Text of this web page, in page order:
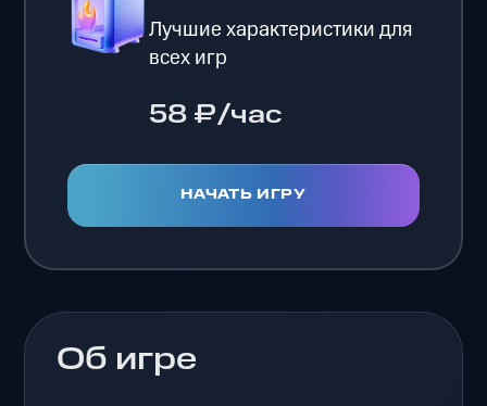
Лучшие характеристики для
всех игр
58 ₽/час
НАЧАТЬ ИГРУ
Об игре